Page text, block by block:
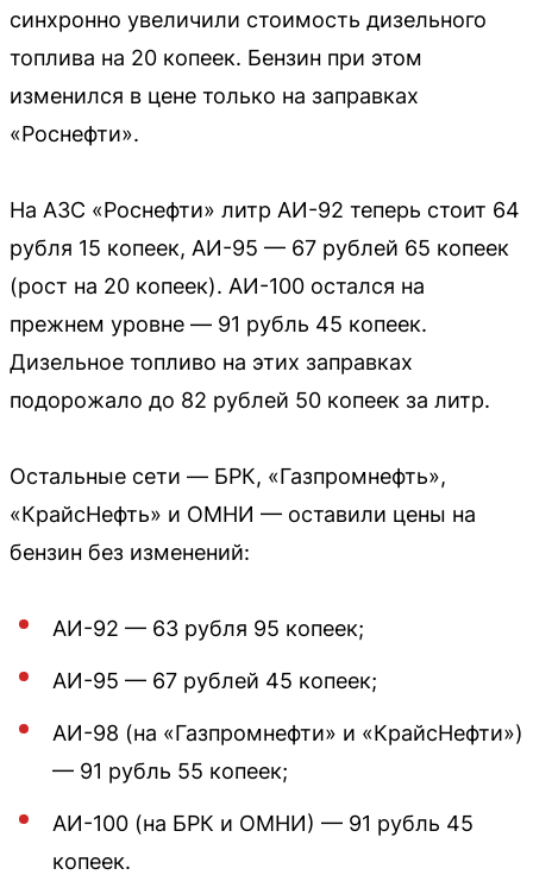
синхронно увеличили стоимость дизельного
топлива на 20 копеек. Бензин при этом
изменился в цене только на заправках
«Роснефти».
На АЗС «Роснефти» литр АИ-92 теперь стоит 64
рубля 15 копеек, АИ-95 — 67 рублей 65 копеек
(рост на 20 копеек). АИ-100 остался на
прежнем уровне — 91 рубль 45 копеек.
Дизельное топливо на этих заправках
подорожало до 82 рублей 50 копеек за литр.
Остальные сети — БРК, «Газпромнефть»,
«КрайсНефть» и ОМНИ — оставили цены на
бензин без изменений:
АИ-92 — 63 рубля 95 копеек;
АИ-95 — 67 рублей 45 копеек;
АИ-98 (на «Газпромнефти» и «КрайсНефти»)
— 91 рубль 55 копеек;
АИ-100 (на БРК и ОМНИ) — 91 рубль 45
копеек.